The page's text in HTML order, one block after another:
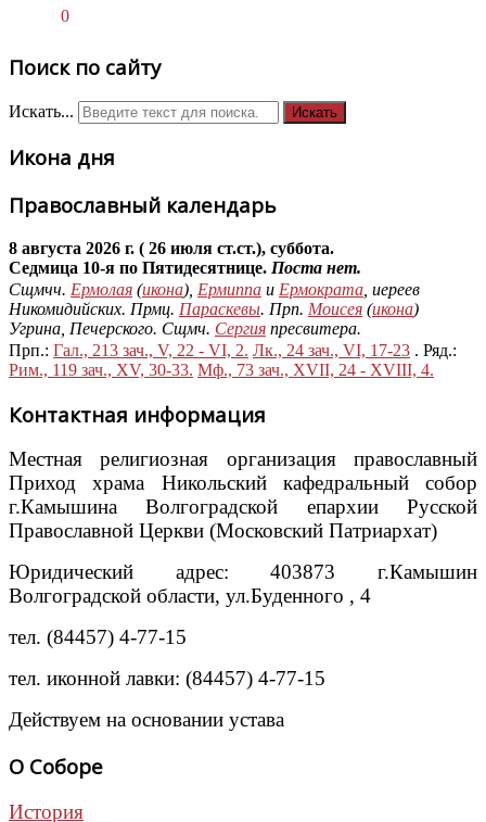
0
Поиск по сайту
Искать... Искать
Икона дня
Православный календарь
8 августа 2026 г. ( 26 июля ст.ст.), суббота.
Седмица 10-я по Пятидесятнице. Поста нет.
Сщмчч. Ермолая (икона), Ермиппа и Ермократа , иереев
Никомидийских. Прмц. Параскевы. Прп. Моисея (икона)
Угрина, Печерского. Сщмч. Сергия пресвитера.
Прп.: Гал., 213 зач., V, 22 - VI, 2. Лк., 24 зач., VI, 17-23 . Ряд.:
Рим., 119 зач., XV, 30-33. Мф., 73 зач., XVII, 24 - XVIII, 4.
Контактная информация
Местная религиозная организация православный
Приход храма Никольский кафедральный собор
г.Камышина Волгоградской епархии Русской
Православной Церкви (Московский Патриархат)
Юридический адрес: 403873 г.Камышин
Волгоградской области, ул.Буденного , 4
тел. (84457) 4-77-15
тел. иконной лавки: (84457) 4-77-15
Действуем на основании устава
О Соборе
История